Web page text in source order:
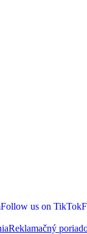
Follow us on TikTok
Reklamačný